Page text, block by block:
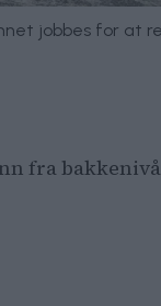
jobbes for at
fra